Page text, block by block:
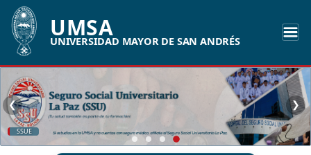
UMSA
UNIVERSIDAD MAYOR DE SAN ANDRÉS
SSUE
❮ ❯